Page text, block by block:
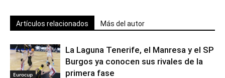
Artículos relacionados Más del autor
Eurocup
La Laguna Tenerife, el Manresa y el SP
Burgos ya conocen sus rivales de la
primera fase